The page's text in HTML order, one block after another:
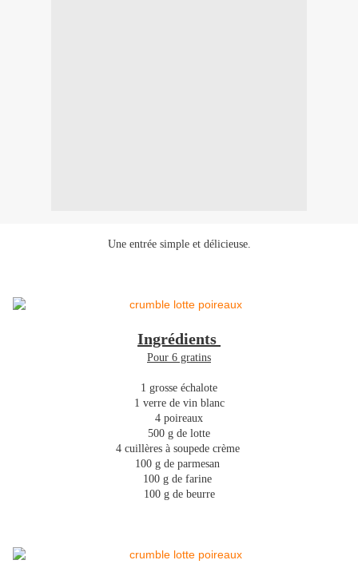
Une entrée simple et délicieuse.
Ingrédients
Pour 6 gratins
1 grosse échalote
1 verre de vin blanc
4 poireaux
500 g de lotte
4 cuillères à soupede crème
100 g de parmesan
100 g de farine
100 g de beurre